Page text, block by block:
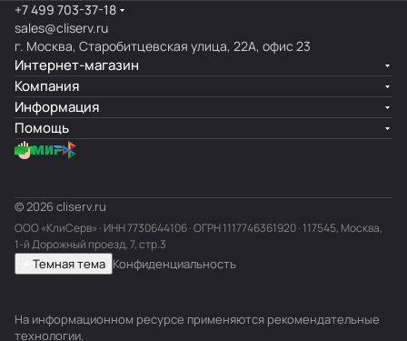
+7 499 703-37-18
sales@cliserv.ru
г. Москва, Старобитцевская улица, 22А, офис 23
Интернет-магазин
Компания
Информация
Помощь
© 2026 cliserv.ru
ООО «КлиСерв» · ИНН7730644106· ОГРН 1117746361920 · 117545, Москва,
1-й Дорожный проезд, 7, стр.3
Темная тема Конфиденциальность
На информационном ресурсе применяются рекомендательные
технологии.